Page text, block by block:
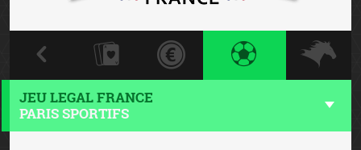
JEU LEGAL FRANCE
PARIS SPORTIFS